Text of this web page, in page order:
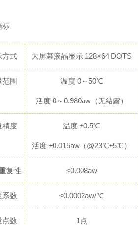
标
方式 大屏幕液晶显示 128×64 DOTS
范围 温度 0～50℃
活度 0～0.980aw（无结露）
精度 温度 ±0.5℃
活度 ±0.015aw（@23℃±5℃）
复性 ≤0.008aw
系数 ≤0.0002aw/℃
点数 1点